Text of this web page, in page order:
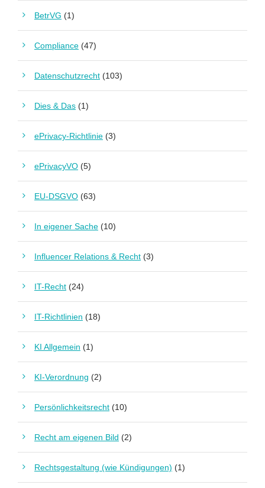
BetrVG (1)
Compliance (47)
Datenschutzrecht (103)
Dies & Das (1)
ePrivacy-Richtlinie (3)
ePrivacyVO (5)
EU-DSGVO (63)
In eigener Sache (10)
Influencer Relations & Recht (3)
IT-Recht (24)
IT-Richtlinien (18)
KI Allgemein (1)
KI-Verordnung (2)
Persönlichkeitsrecht (10)
Recht am eigenen Bild (2)
Rechtsgestaltung (wie Kündigungen) (1)